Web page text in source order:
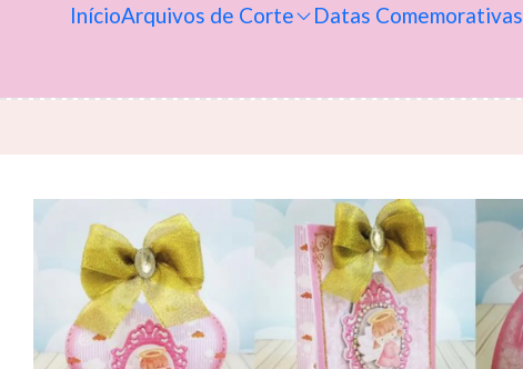
InícioArquivos de Corte Datas Comemorativas